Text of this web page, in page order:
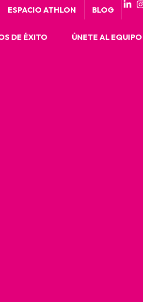
ESPACIO ATHLON BLOG
DE ÉXITO ÚNETE AL EQUIPO